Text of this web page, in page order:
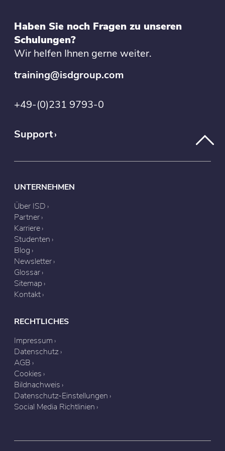
Haben Sie noch Fragen zu unseren
Schulungen?
Wir helfen Ihnen gerne weiter.
training@isdgroup.com
+49-(0)231 9793-0
Support
UNTERNEHMEN
Über ISD
Partner
Karriere
Studenten
Blog
Newsletter
Glossar
Sitemap
Kontakt
RECHTLICHES
Impressum
Datenschutz
AGB
Cookies
Bildnachweis
Datenschutz-Einstellungen
Social Media Richtlinien